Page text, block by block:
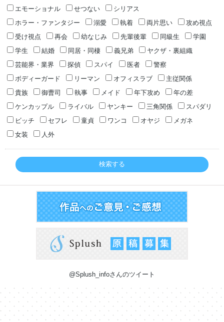
エモーショナル
せつない
シリアス
ホラー・ファンタジー
溺愛 執着 両片思い
攻め視点
受け視点
再会 幼なじみ 先輩後輩 同級生
学園
学生
結婚 同居・同棲 義兄弟
ヤクザ・裏組織
芸能界・業界
探偵 スパイ 医者
警察
ボディーガード
リーマン オフィスラブ
主従関係
貴族
御曹司 執事 メイド 年下攻め
年の差
ケンカップル
ライバル ヤンキー 三角関係
スパダリ
ビッチ
セフレ 童貞 ワンコ オヤジ
メガネ
女装
人外
検索する
@Splush_infoさんのツイート